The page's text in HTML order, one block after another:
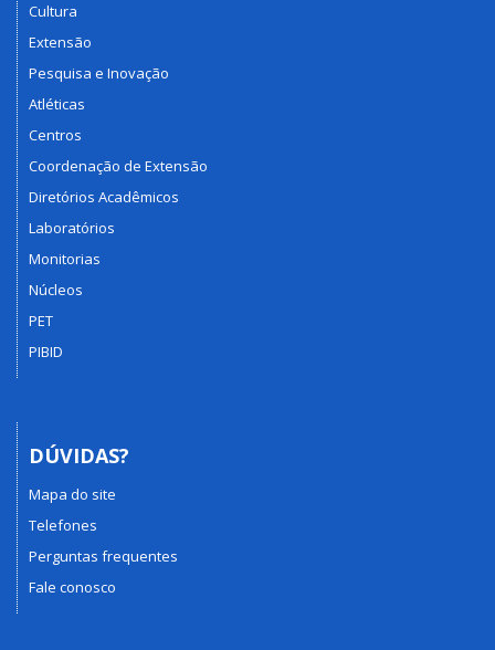
Cultura
Extensão
Pesquisa e Inovação
Atléticas
Centros
Coordenação de Extensão
Diretórios Acadêmicos
Laboratórios
Monitorias
Núcleos
PET
PIBID
DÚVIDAS?
Mapa do site
Telefones
Perguntas frequentes
Fale conosco